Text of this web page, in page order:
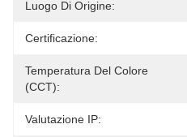
Luogo Di Origine:
Certificazione:
Temperatura Del Colore
(CCT):
Valutazione IP: